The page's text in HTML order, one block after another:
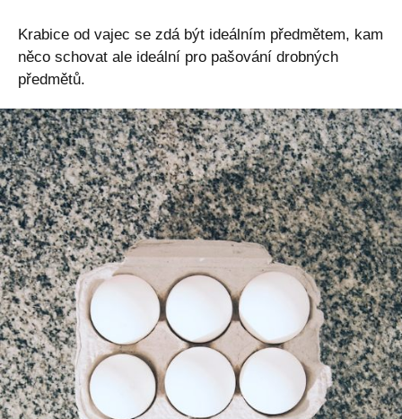
Krabice od vajec se zdá být ideálním předmětem, kam
něco schovat ale ideální pro pašování drobných
předmětů.